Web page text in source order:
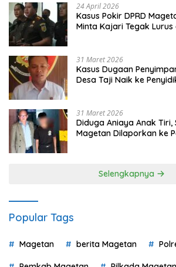
24 April 2026
Kasus Pokir DPRD
Minta Kajari Tegak
31 Maret 2026
Kasus Dugaan
Desa Taji Naik ke
31 Maret 2026
Diduga Aniaya Anak Tiri,
Magetan Dilaporkan ke
Selengkapnya
Popular Tags
Magetan berita Magetan